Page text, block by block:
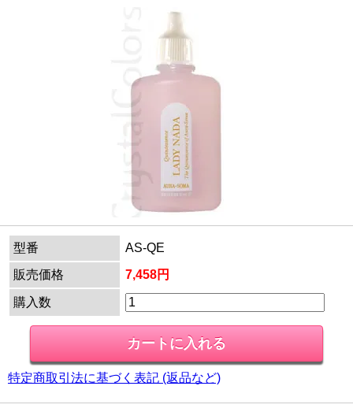
型番
AS-QE
販売価格
7,458円
購入数
特定商取引法に基づく表記 (返品など)